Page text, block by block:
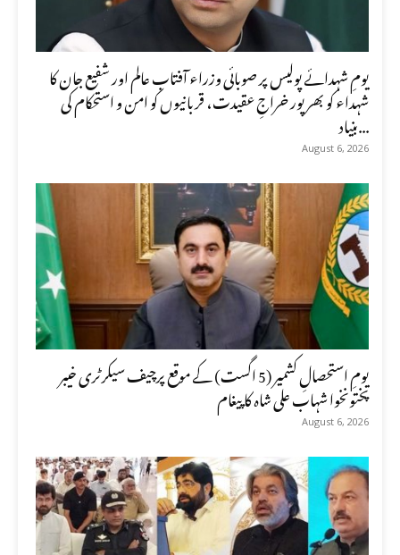
یومِ شہدائے پولیس پر صوبائی وزراء آفتاب عالم اور شفیع جان کا
شہداء کو بھرپور خراجِ عقیدت، قربانیوں کو امن و استحکام کی
بنیاد...
August 6, 2026
یومِ استحصالِ کشمیر (5 اگست) کے موقع پرچیف سیکرٹری خیبر
پختونخوا شہاب علی شاہ کا پیغام
August 6, 2026